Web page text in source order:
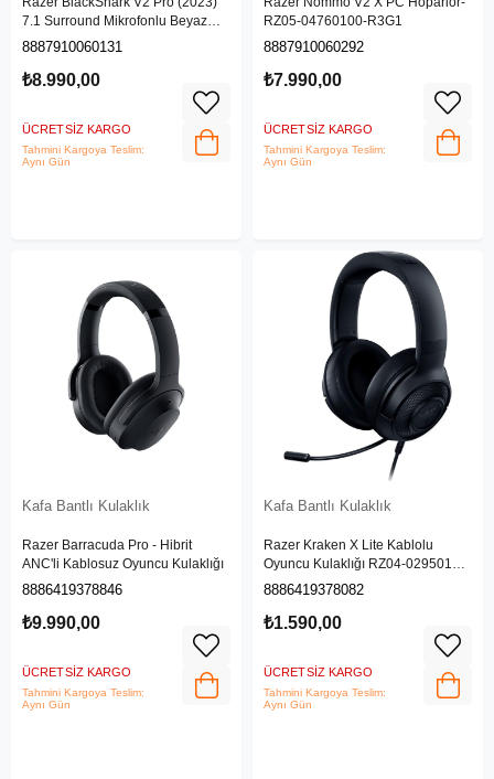
7.1 Surround Mikrofonlu Beyaz
Kablosuz Gaming Kulaklık (RZ04-
8887910060131
₺8.990,00
ÜCRETSIZ KARGO
Tahmini Kargoya Teslim:
Aynı Gün
‎RZ05-04760100-R3G1
8887910060292
₺7.990,00
ÜCRETSIZ KARGO
Tahmini Kargoya Teslim:
Aynı Gün
Kafa Bantlı Kulaklık
Razer Barracuda Pro - Hibrit
ANC'li Kablosuz Oyuncu Kulaklığı
8886419378846
₺9.990,00
ÜCRETSIZ KARGO
Tahmini Kargoya Teslim:
Aynı Gün
Kafa Bantlı Kulaklık
Razer Kraken X Lite Kablolu
Oyuncu Kulaklığı RZ04-02950100-
R381
8886419378082
₺1.590,00
ÜCRETSIZ KARGO
Tahmini Kargoya Teslim:
Aynı Gün